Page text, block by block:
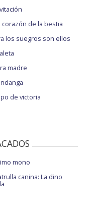
corazón de la bestia
los suegros son ellos
madre
de victoria
mono
canina: La dino